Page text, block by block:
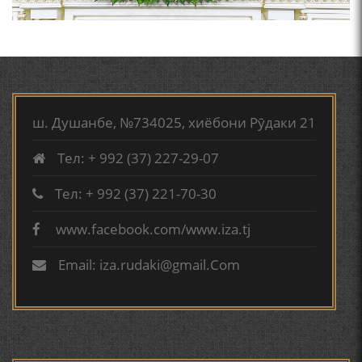
МУРУВВАТИЁН ДЖ. ДЖ.
ВАСФИ МОДАР ДАР НАМУНАҲОИ ОСОРИ ШИФОҲИ
ВОЖАҲОИ НУРОНИИ ШЕЪР АНЗУРАТИ МАЛИКЗОД.
ТАСАВВУРИ МАРДУМ ДАР ХУСУСИ ИШҚИ РӮДАКӢ
ФАРИДУН ИСМОИЛОВ.
СЕҲРИ СУХАН ВА ҚУДРАТИ БАЁНИ УСТОД АЙНӢ
ш. Душанбе, №734025, хиёбони Рӯдаки 21
Тел: + 992 (37) 227-29-07
Тел: + 992 (37) 221-70-30
www.facebook.com/www.iza.tj
Email: iza.rudaki@gmail.Com